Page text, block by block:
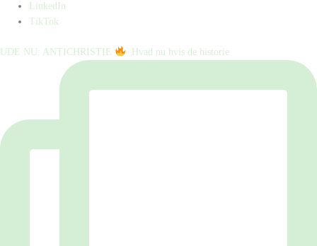
LinkedIn
TikTok
UDE NU: ANTICHRISTIE ⁠ ⁠ Hvad nu hvis de historie